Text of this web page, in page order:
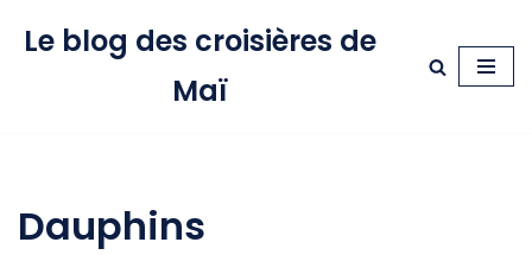
Le blog des croisières de
Maï
Dauphins